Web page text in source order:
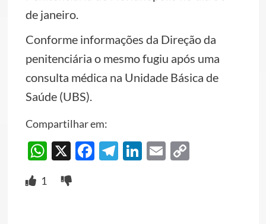
de janeiro.
Conforme informações da Direção da
penitenciária o mesmo fugiu após uma
consulta médica na Unidade Básica de
Saúde (UBS).
Compartilhar em:
WhatsApp
X Facebook
Telegram
LinkedIn
EmailCopy
1